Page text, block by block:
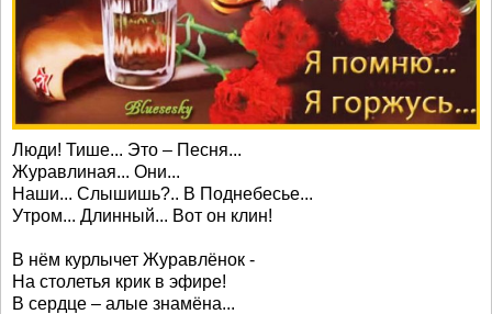
Люди! Тише... Это – Песня...
Журавлиная... Они...
Наши... Слышишь?.. В Поднебесье...
Утром... Длинный... Вот он клин!
В нём курлычет Журавлёнок -
На столетья крик в эфире!
В сердце – алые знамёна...